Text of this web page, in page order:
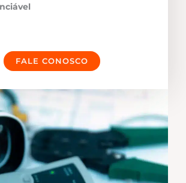
FALE CONOSCO